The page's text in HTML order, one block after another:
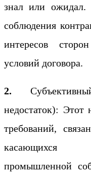
знал или ожидал.
соблюдения
интересов
условий договора.
2.
недостаток): Этот
требований,
касающихся
промышленной